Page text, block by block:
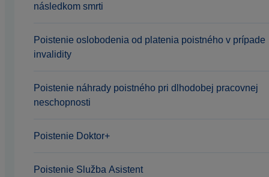
následkom smrti
Poistenie oslobodenia od platenia poistného v prípade
invalidity
Poistenie náhrady poistného pri dlhodobej pracovnej
neschopnosti
Poistenie Doktor+
Poistenie Služba Asistent